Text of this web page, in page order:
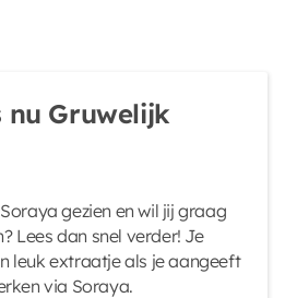
nu Gruwelijk
gezien en wil jij graag
Lees dan snel verder! Je
leuk extraatje als je aangeeft
via Soraya.